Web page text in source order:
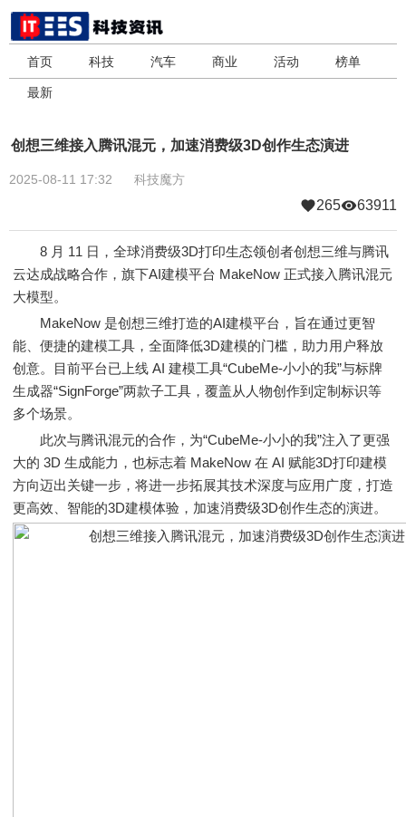
首页 科技 汽车 商业 活动 榜单
最新
创想三维接入腾讯混元，加速消费级3D创作生态演进
2025-08-11 17:32 科技魔方
265 63911
8 月 11 日，全球消费级3D打印生态领创者创想三维与腾讯
云达成战略合作，旗下AI建模平台 MakeNow 正式接入腾讯混元
大模型。
MakeNow 是创想三维打造的AI建模平台，旨在通过更智
能、便捷的建模工具，全面降低3D建模的门槛，助力用户释放
创意。目前平台已上线 AI 建模工具“CubeMe-小小的我”与标牌
生成器“SignForge”两款子工具，覆盖从人物创作到定制标识等
多个场景。
此次与腾讯混元的合作，为“CubeMe-小小的我”注入了更强
大的 3D 生成能力，也标志着 MakeNow 在 AI 赋能3D打印建模
方向迈出关键一步，将进一步拓展其技术深度与应用广度，打造
更高效、智能的3D建模体验，加速消费级3D创作生态的演进。